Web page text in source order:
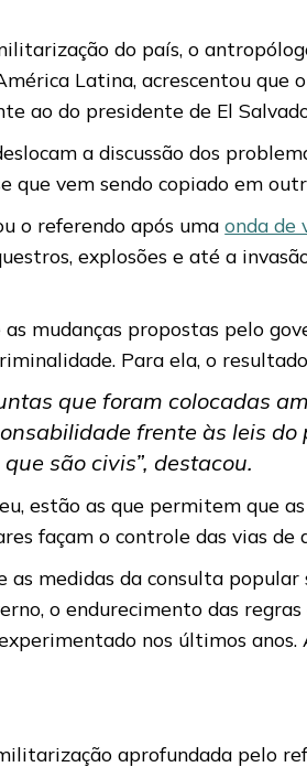
do país, o
Latina, acrescentou
ao do presidente de El
a discussão dos
que vem sendo copiado em
o referendo após umaonda de
explosões e até a
mudanças propostas pelo
Para ela, o
que foram colocadas
frente às leis
são civis”, destacou.
estão as que permitem que
façam o controle das vias de
as medidas da consulta
o endurecimento das
nos últimos
aprofundada pelo